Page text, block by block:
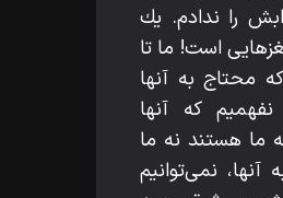
را ندادم. يك
است! ما تا
محتاج به آنها
نفهميم كه آنها
ما هستند نه ما
آنها، نمى‌توانيم